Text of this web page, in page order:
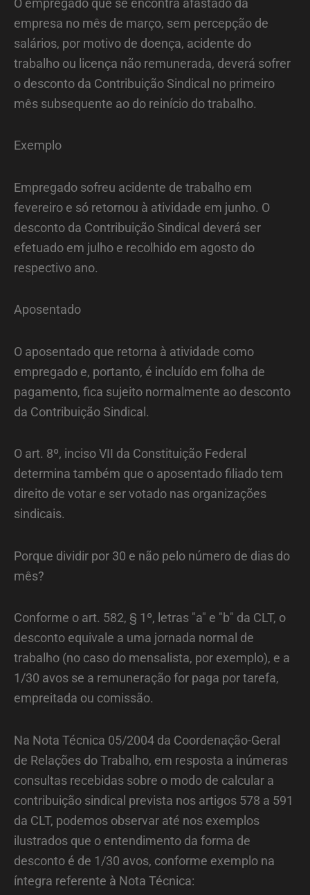
empresa no mês de março, sem percepção de
salários, por motivo de doença, acidente do
trabalho ou licença não remunerada, deverá sofrer
o desconto da Contribuição Sindical no primeiro
mês subsequente ao do reinício do trabalho.
Exemplo
Empregado sofreu acidente de trabalho em
fevereiro e só retornou à atividade em junho. O
desconto da Contribuição Sindical deverá ser
efetuado em julho e recolhido em agosto do
respectivo ano.
Aposentado
O aposentado que retorna à atividade como
empregado e, portanto, é incluído em folha de
pagamento, fica sujeito normalmente ao desconto
da Contribuição Sindical.
O art. 8º, inciso VII da Constituição Federal
determina também que o aposentado filiado tem
direito de votar e ser votado nas organizações
sindicais.
Porque dividir por 30 e não pelo número de dias do
mês?
Conforme o art. 582, § 1º, letras "a" e "b" da CLT, o
desconto equivale a uma jornada normal de
trabalho (no caso do mensalista, por exemplo), e a
1/30 avos se a remuneração for paga por tarefa,
empreitada ou comissão.
Na Nota Técnica 05/2004 da Coordenação-Geral
de Relações do Trabalho, em resposta a inúmeras
consultas recebidas sobre o modo de calcular a
contribuição sindical prevista nos artigos 578 a 591
da CLT, podemos observar até nos exemplos
ilustrados que o entendimento da forma de
desconto é de 1/30 avos, conforme exemplo na
íntegra referente à Nota Técnica: